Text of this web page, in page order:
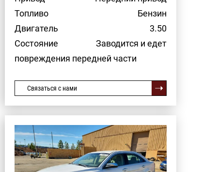
Топливо
Бензин
Двигатель
3.50
Состояние
Заводится и едет
повреждения передней части
Связаться с нами